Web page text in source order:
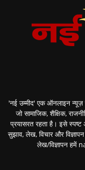
'नई उम्मीद' एक ऑनलाइन न्यूज़
जो सामाजिक, शैक्षिक,
प्रयासरत रहता है। इसे
सुझाव, लेख, विचार और
लेख/विज्ञापन